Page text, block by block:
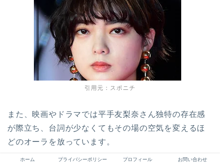
引用元：スポニチ
また、映画やドラマでは平手友梨奈さん独特の存在感
が際立ち、台詞が少なくてもその場の空気を変えるほ
どのオーラを放っています。
ホーム プライバシーポリシー プロフィール お問い合わせ